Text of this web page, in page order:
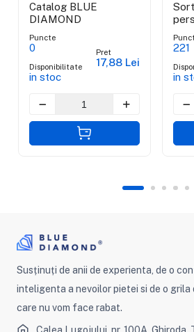
Catalog BLUE
DIAMOND
Puncte
0
Disponibilitate
in stoc
Pret
17,88 Lei
221
in
Susținuți de anii de experienta, de o
inteligenta a nevoilor pietei si de o grila
care nu vom face rabat.
Calea Lugojului, nr. 100A, Ghiroda,